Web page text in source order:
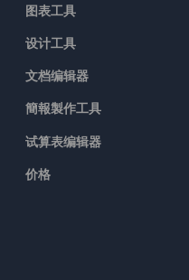
图表工具
设计工具
文档编辑器
簡報製作工具
试算表编辑器
价格